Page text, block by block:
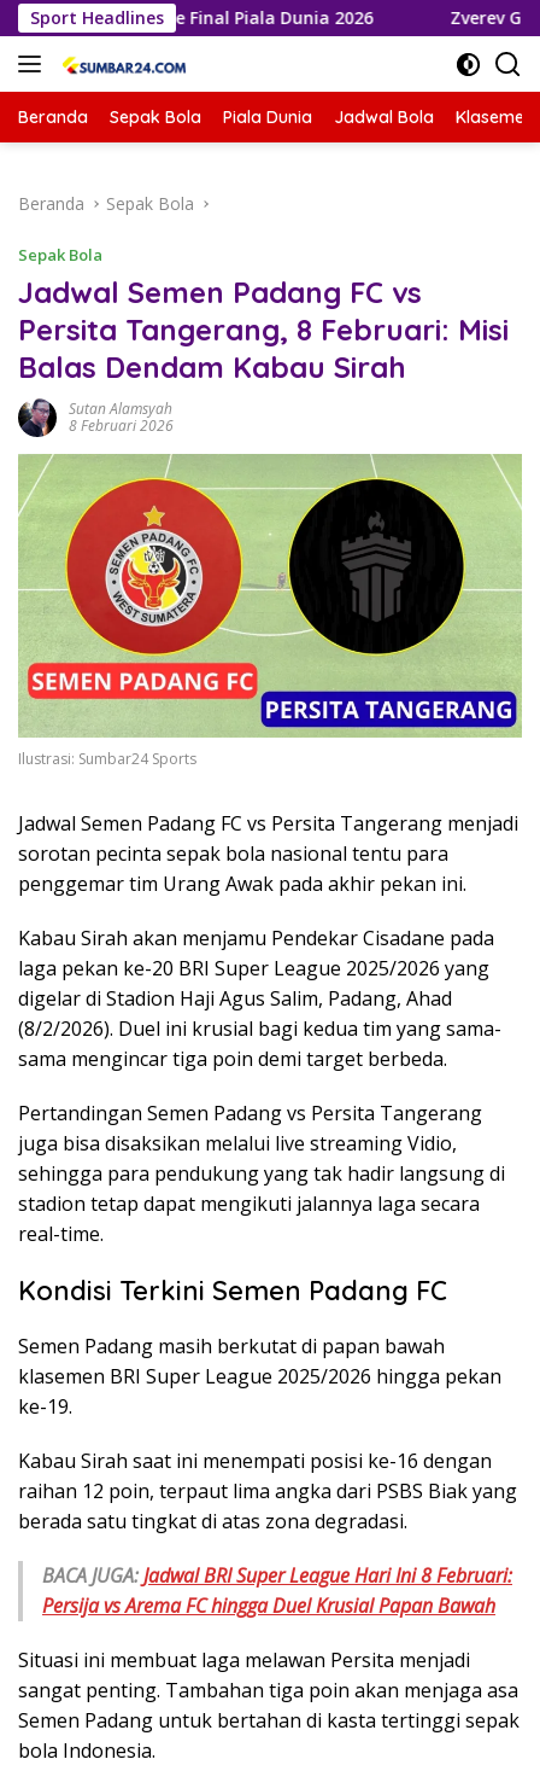
Langsung
ke
konten
Sport Headlines
ke Final Piala Dunia 2026 Zverev Gagal Juara
Beranda Sepak Bola Piala Dunia Jadwal Bola Klasemen
Beranda Sepak Bola
Sepak Bola
Jadwal Semen Padang FC vs
Persita Tangerang, 8 Februari: Misi
Balas Dendam Kabau Sirah
Sutan Alamsyah
8 Februari 2026
Ilustrasi: Sumbar24 Sports
Jadwal Semen Padang FC vs Persita Tangerang menjadi
sorotan pecinta sepak bola nasional tentu para
penggemar tim Urang Awak pada akhir pekan ini.
Kabau Sirah akan menjamu Pendekar Cisadane pada
laga pekan ke-20 BRI Super League 2025/2026 yang
digelar di Stadion Haji Agus Salim, Padang, Ahad
(8/2/2026). Duel ini krusial bagi kedua tim yang sama-
sama mengincar tiga poin demi target berbeda.
Pertandingan Semen Padang vs Persita Tangerang
juga bisa disaksikan melalui live streaming Vidio,
sehingga para pendukung yang tak hadir langsung di
stadion tetap dapat mengikuti jalannya laga secara
real-time.
Kondisi Terkini Semen Padang FC
Semen Padang masih berkutat di papan bawah
klasemen BRI Super League 2025/2026 hingga pekan
ke-19.
Kabau Sirah saat ini menempati posisi ke-16 dengan
raihan 12 poin, terpaut lima angka dari PSBS Biak yang
berada satu tingkat di atas zona degradasi.
BACA JUGA:Jadwal BRI Super League Hari Ini 8 Februari:
Persija vs Arema FC hingga Duel Krusial Papan Bawah
Situasi ini membuat laga melawan Persita menjadi
sangat penting. Tambahan tiga poin akan menjaga asa
Semen Padang untuk bertahan di kasta tertinggi sepak
bola Indonesia.